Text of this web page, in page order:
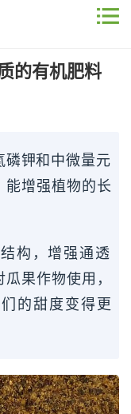
的有机肥料
磷钾和中微量元
能增强植物的长
构，增强通透
果作物使用，
的甜度变得更